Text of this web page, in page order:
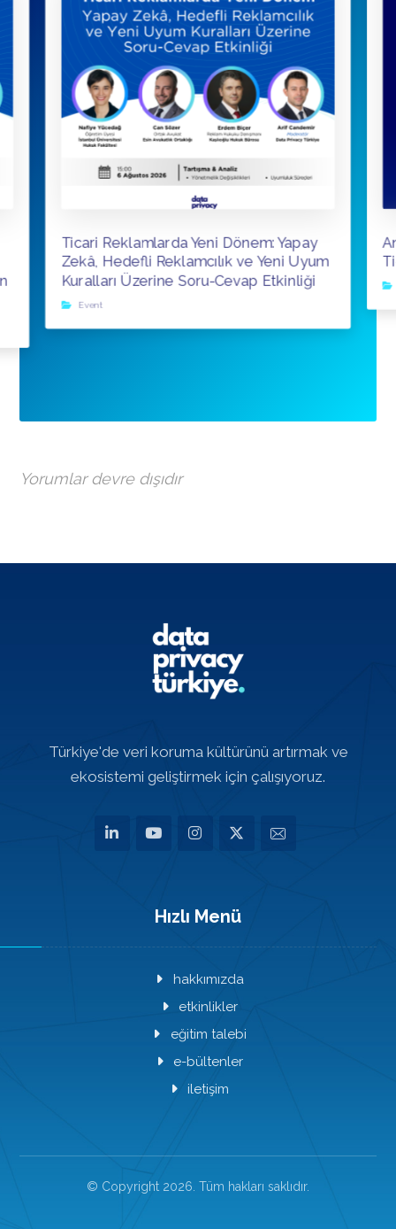
Ticari Reklamlarda Yeni Dönem: Yapay
Zekâ, Hedefli Reklamcılık ve Yeni Uyum
Kuralları Üzerine Soru-Cevap Etkinliği
Event
Yorumlar devre dışıdır
Türkiye'de veri koruma kültürünü artırmak ve
ekosistemi geliştirmek için çalışıyoruz.
Hızlı Menü
hakkımızda
etkinlikler
eğitim talebi
e-bültenler
iletişim
© Copyright 2026. Tüm hakları saklıdır.